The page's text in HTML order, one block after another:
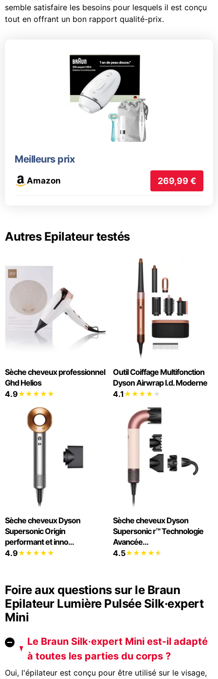
semble satisfaire les besoins pour lesquels il est conçu
tout en offrant un bon rapport qualité-prix.
Meilleurs prix
Amazon 269,99 €
Autres Epilateur testés
Sèche cheveux professionnel
Ghd Helios
4.9
Outil Coiffage Multifonction
Dyson Airwrap I.d. Moderne
4.1
Sèche cheveux Dyson
Supersonic Origin
performant et inno...
4.9
Sèche cheveux Dyson
Supersonic r™ Technologie
Avancée...
4.5
Foire aux questions sur le Braun
Epilateur Lumière Pulsée Silk·expert
Mini
Le Braun Silk·expert Mini est-il adapté
à toutes les parties du corps ?
Oui, l'épilateur est conçu pour être utilisé sur le visage,